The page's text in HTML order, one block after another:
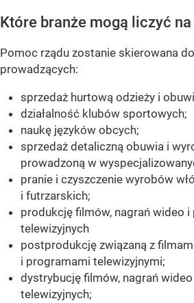
Które branże mogą liczyć
Pomoc rządu zostanie skierowana
prowadzących:
sprzedaż hurtową odzieży i
działalność klubów sportowych;
naukę języków obcych;
sprzedaż detaliczną obuwia i
prowadzoną w
pranie i czyszczenie wyrobów
i futrzarskich;
produkcję filmów, nagrań wideo
telewizyjnych
postprodukcję związaną z
i programami telewizyjnymi;
dystrybucję filmów, nagrań
telewizyjnych;